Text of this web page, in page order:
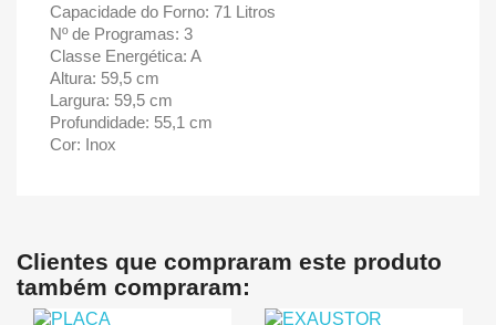
Capacidade do Forno: 71 Litros
Nº de Programas: 3
Classe Energética: A
Altura: 59,5 cm
Largura: 59,5 cm
Profundidade: 55,1 cm
Cor: Inox
Clientes que compraram este produto
também compraram: